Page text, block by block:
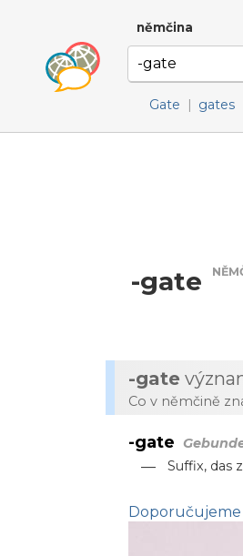
němčina
Gate | gates
-gate
-gate
Co v němčině
-gate
— Suffix, das
Doporučujeme